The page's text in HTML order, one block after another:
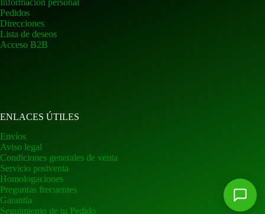
Información personal
Pedidos
Direcciones
Lista de deseos
Acceso B2B
ENLACES ÚTILES
Envíos
Aviso legal
Condiciones generales de venta
Servicio postventa
Homologaciones
Preguntas frecuentes
Garantía
Seguimiento de tu Pedido